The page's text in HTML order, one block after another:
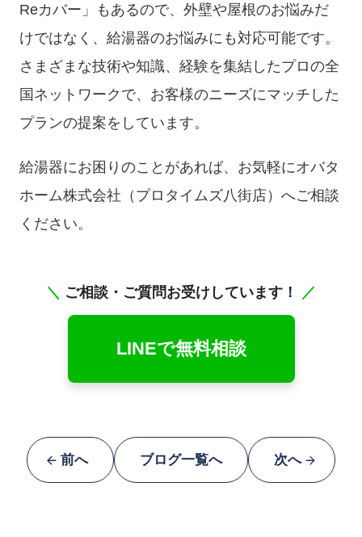
Reカバー」もあるので、外壁や屋根のお悩みだ
けではなく、給湯器のお悩みにも対応可能です。
さまざまな技術や知識、経験を集結したプロの全
国ネットワークで、お客様のニーズにマッチした
プランの提案をしています。
給湯器にお困りのことがあれば、お気軽にオバタ
ホーム株式会社（プロタイムズ八街店）へご相談
ください。
＼ ご相談・ご質問お受けしています！ ／
LINEで無料相談
前へ ブログ一覧へ 次へ